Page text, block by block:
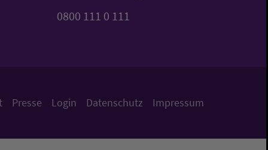
0800 111 0 111
Presse Login Datenschutz Impressum